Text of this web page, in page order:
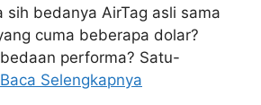
sih bedanya AirTag asli sama
cuma beberapa dolar?
performa? Satu-
Baca Selengkapnya